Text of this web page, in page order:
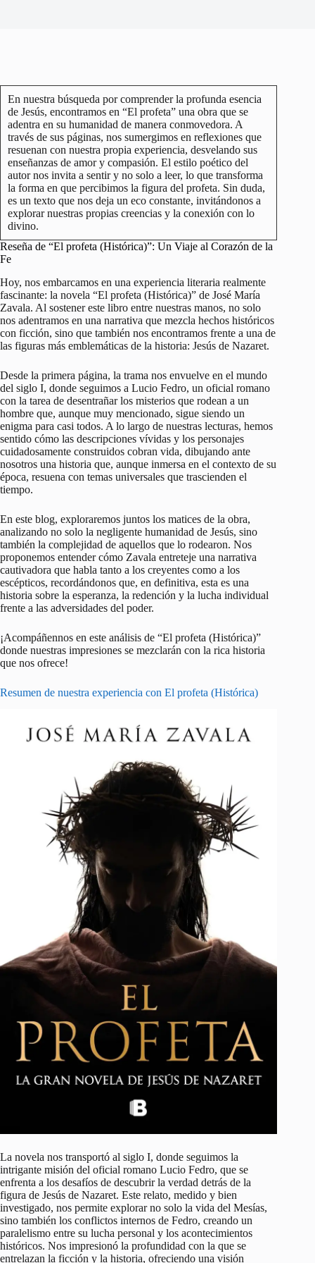
En nuestra búsqueda por comprender la profunda esencia
de Jesús, encontramos en “El profeta” una obra que se
adentra en su humanidad de manera conmovedora. A
través de sus páginas, nos sumergimos en reflexiones que
resuenan con nuestra propia experiencia, desvelando sus
enseñanzas de amor y compasión. El estilo poético del
autor nos invita a sentir y no solo a leer, lo que transforma
la forma en que percibimos la figura del profeta. Sin duda,
es un texto que nos deja un eco constante, invitándonos a
explorar nuestras propias creencias y la conexión con lo
divino.
Reseña de “El profeta (Histórica)”: Un Viaje al Corazón de la
Fe
Hoy, nos embarcamos en una experiencia literaria realmente
fascinante: la novela “El profeta (Histórica)” de José María
Zavala. Al sostener este libro entre nuestras manos, no solo
nos adentramos en una narrativa que mezcla hechos históricos
con ficción, sino que también nos encontramos frente a una de
las figuras más emblemáticas de la historia: Jesús de Nazaret.
Desde la primera página, la trama nos envuelve en el mundo
del siglo I, donde seguimos a Lucio Fedro, un oficial romano
con la tarea de desentrañar los misterios que rodean a un
hombre que, aunque muy mencionado, sigue siendo un
enigma para casi todos. A lo largo de nuestras lecturas, hemos
sentido cómo las descripciones vívidas y los personajes
cuidadosamente construidos cobran vida, dibujando ante
nosotros una historia que, aunque inmersa en el contexto de su
época, resuena con temas universales que trascienden el
tiempo.
En este blog, exploraremos juntos los matices de la obra,
analizando no solo la negligente humanidad de Jesús, sino
también la complejidad de aquellos que lo rodearon. Nos
proponemos entender cómo Zavala entreteje una narrativa
cautivadora que habla tanto a los creyentes como a los
escépticos, recordándonos que, en definitiva, esta es una
historia sobre la esperanza, la redención y la lucha individual
frente a las adversidades del poder.
¡Acompáñennos en este análisis de “El profeta (Histórica)”
donde nuestras impresiones se mezclarán con la rica historia
que nos ofrece!
Resumen de nuestra experiencia con El profeta (Histórica)
La novela nos transportó al siglo I, donde seguimos la
intrigante misión del oficial romano Lucio Fedro, que se
enfrenta a los desafíos de descubrir la verdad detrás de la
figura de Jesús de Nazaret. Este relato, medido y bien
investigado, nos permite explorar no solo la vida del Mesías,
sino también los conflictos internos de Fedro, creando un
paralelismo entre su lucha personal y los acontecimientos
históricos. Nos impresionó la profundidad con la que se
entrelazan la ficción y la historia, ofreciendo una visión